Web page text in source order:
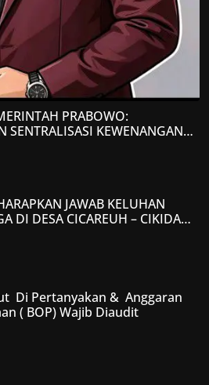
PRABOWO:
SENTRALISASI KEWENANGAN
RI BERIKAN TANGGAPAN
JAWAB KELUHAN
DI DESA CICAREUH – CIKIDANG
Di Pertanyakan & Anggaran
( BOP) Wajib Diaudit